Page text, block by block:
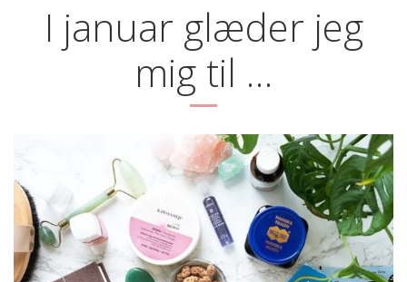
I januar glæder jeg
mig til …